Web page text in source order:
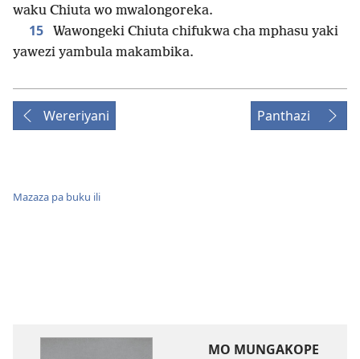
waku Chiuta wo mwalongoreka.
15
Wawongeki Chiuta chifukwa cha mphasu yaki
yawezi yambula makambika.
Wereriyani Panthazi
Mazaza pa buku ili
MO MUNGAKOPE